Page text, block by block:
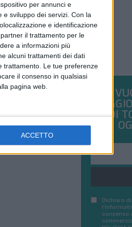
per annunci e
sviluppo dei servizi. Con la
e identificazione
il trattamento per le
a informazioni più
alcuni trattamenti dei dati
trattamento. Le tue preferenze
il consenso in qualsiasi
pagina web.
ACCETTO
TUOI
Dichiaro
consenso